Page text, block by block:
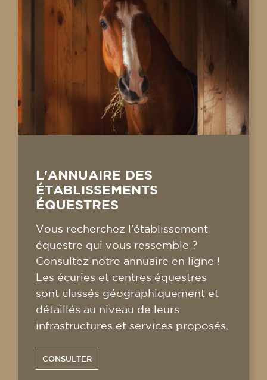
L'ANNUAIRE DES
ÉTABLISSEMENTS
ÉQUESTRES
Vous recherchez l'établissement
équestre qui vous ressemble ?
Consultez notre annuaire en ligne !
Les écuries et centres équestres
sont classés géographiquement et
détaillés au niveau de leurs
infrastructures et services proposés.
CONSULTER